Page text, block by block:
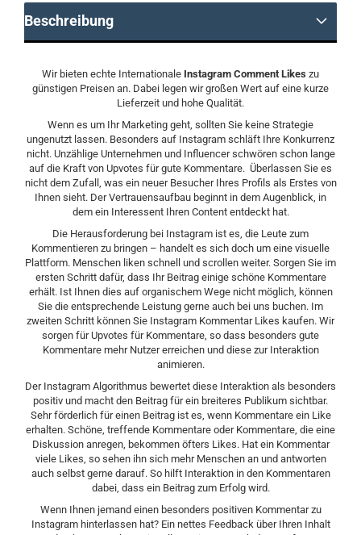
Beschreibung
Wir bieten echte Internationale Instagram Comment Likes zu
günstigen Preisen an. Dabei legen wir großen Wert auf eine kurze
Lieferzeit und hohe Qualität.
Wenn es um Ihr Marketing geht, sollten Sie keine Strategie
ungenutzt lassen. Besonders auf Instagram schläft Ihre Konkurrenz
nicht. Unzählige Unternehmen und Influencer schwören schon lange
auf die Kraft von Upvotes für gute Kommentare. Überlassen Sie es
nicht dem Zufall, was ein neuer Besucher Ihres Profils als Erstes von
Ihnen sieht. Der Vertrauensaufbau beginnt in dem Augenblick, in
dem ein Interessent Ihren Content entdeckt hat.
Die Herausforderung bei Instagram ist es, die Leute zum
Kommentieren zu bringen – handelt es sich doch um eine visuelle
Plattform. Menschen liken schnell und scrollen weiter. Sorgen Sie im
ersten Schritt dafür, dass Ihr Beitrag einige schöne Kommentare
erhält. Ist Ihnen dies auf organischem Wege nicht möglich, können
Sie die entsprechende Leistung gerne auch bei uns buchen. Im
zweiten Schritt können Sie Instagram Kommentar Likes kaufen. Wir
sorgen für Upvotes für Kommentare, so dass besonders gute
Kommentare mehr Nutzer erreichen und diese zur Interaktion
animieren.
Der Instagram Algorithmus bewertet diese Interaktion als besonders
positiv und macht den Beitrag für ein breiteres Publikum sichtbar.
Sehr förderlich für einen Beitrag ist es, wenn Kommentare ein Like
erhalten. Schöne, treffende Kommentare oder Kommentare, die eine
Diskussion anregen, bekommen öfters Likes. Hat ein Kommentar
viele Likes, so sehen ihn sich mehr Menschen an und antworten
auch selbst gerne darauf. So hilft Interaktion in den Kommentaren
dabei, dass ein Beitrag zum Erfolg wird.
Wenn Ihnen jemand einen besonders positiven Kommentar zu
Instagram hinterlassen hat? Ein nettes Feedback über Ihren Inhalt